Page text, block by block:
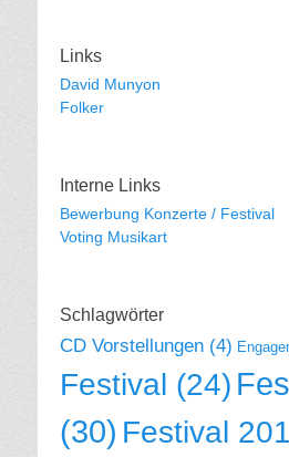
Links
David Munyon
Folker
Interne Links
Bewerbung Konzerte / Festival
Voting Musikart
Schlagwörter
CD Vorstellungen (4)
Festival (24)
(30) Festival